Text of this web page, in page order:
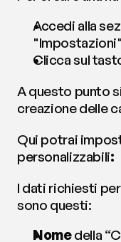
Accedi alla
Clicca sul
A questo punto
creazione delle
Qui potrai
personalizzabili:
I dati richiesti
sono questi:
Nome della